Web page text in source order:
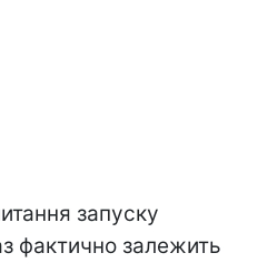
запуску
фактично залежить